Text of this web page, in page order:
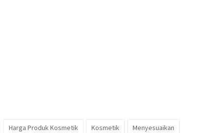
Harga Produk Kosmetik Kosmetik
Menyesuaikan